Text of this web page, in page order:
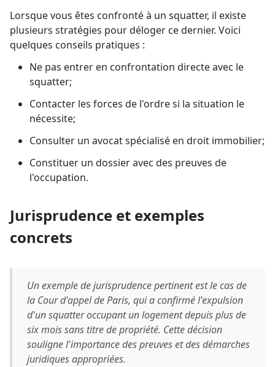
Lorsque vous êtes confronté à un squatter, il existe
plusieurs stratégies pour déloger ce dernier. Voici
quelques conseils pratiques :
Ne pas entrer en confrontation directe avec le
squatter;
Contacter les forces de l'ordre si la situation le
nécessite;
Consulter un avocat spécialisé en droit immobilier;
Constituer un dossier avec des preuves de
l'occupation.
Jurisprudence et exemples
concrets
Un exemple de jurisprudence pertinent est le cas de
la Cour d'appel de Paris, qui a confirmé l'expulsion
d'un squatter occupant un logement depuis plus de
six mois sans titre de propriété. Cette décision
souligne l'importance des preuves et des démarches
juridiques appropriées.